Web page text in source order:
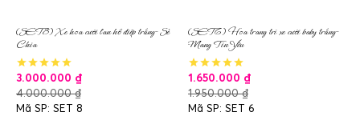
(SET8) Xe hoa cưới lan hồ điệp trắng- Sẻ
Chia
3.000.000 ₫
4.000.000₫
Mã SP: SET 8
(SET6) Hoa trang trí xe cưới baby trắng-
Mang Tin Yêu
1.650.000 ₫
1.950.000₫
Mã SP: SET 6